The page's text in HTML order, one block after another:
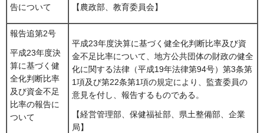
告について
【農政部、教育委員会】
報告追第2号
平成23年度決
算に基づく健
全化判断比率
及び資金不足
比率の報告に
ついて
平成23年度決算に基づく健全化判断比率及び資
金不足比率について、地方公共団体の財政の健全
化に関する法律（平成19年法律第94号）第3条第
1項及び第22条第1項の規定により、監査委員の
意見を付し、報告するものである。
【経営管理部、保健福祉部、県土整備部、企業
局】